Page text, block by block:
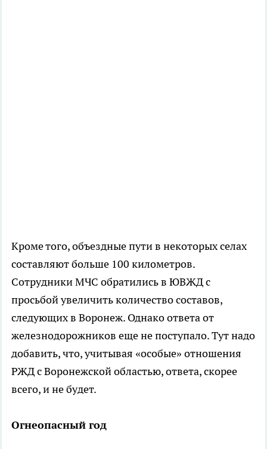
Кроме того, объездные пути в некоторых селах
составляют больше 100 километров.
Сотрудники МЧС обратились в ЮВЖД с
просьбой увеличить количество составов,
следующих в Воронеж. Однако ответа от
железнодорожников еще не поступало. Тут надо
добавить, что, учитывая «особые» отношения
РЖД с Воронежской областью, ответа, скорее
всего, и не будет.
Огнеопасный год